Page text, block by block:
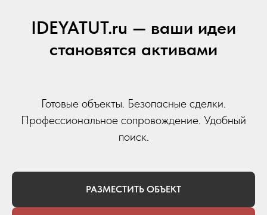
IDEYATUT.ru — ваши идеи
становятся активами
Готовые объекты. Безопасные сделки.
Профессиональное сопровождение. Удобный
поиск.
РАЗМЕСТИТЬ ОБЪЕКТ